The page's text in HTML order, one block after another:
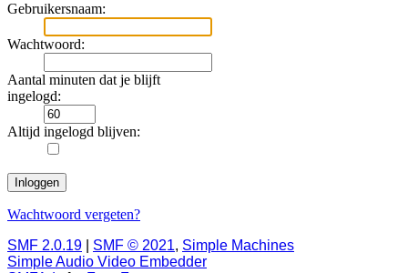
Gebruikersnaam:
Wachtwoord:
Aantal minuten dat je blijft
ingelogd:
Altijd ingelogd blijven:
Wachtwoord vergeten?
SMF 2.0.19
SMF © 2021, Simple Machines
Simple Audio Video Embedder